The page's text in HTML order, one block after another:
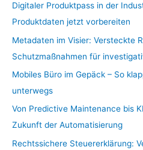
Digitaler Produktpass in der
Produktdaten jetzt vorbereiten
Metadaten im Visier: Versteckte
Schutzmaßnahmen für
Mobiles Büro im Gepäck – So
unterwegs
Von Predictive Maintenance bis
Zukunft der Automatisierung
Rechtssichere Steuererklärung: